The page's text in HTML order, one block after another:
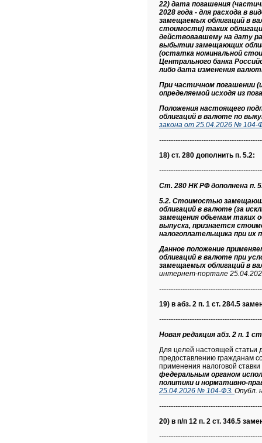
22) дата погашения
2028 года - для расхода в
замещаемых облигаций в
стоимости) таких
действовавшему на дату
выбытии замещающих
(остатка номинальной
Центрального банка
либо дата изменения
При частичном погашении
определяемой исходя из
Положения настоящего
облигаций в валюте по
закона от 25.04.2026 № 104-
18) ст. 280 дополнить п. 5.2:
Ст. 280 НК РФ дополнена п.
5.2. Стоимостью
облигаций в валюте (за
замещения объемам таких
выпуска, признается
налогоплательщика при их
Данное положение
облигаций в валюте при
замещаемых облигаций в
интернет-портале
19) в абз. 2 п. 1 ст. 284.5
Новая редакция абз. 2 п. 1
Для целей настоящей статьи
предоставлению гражданам
применения налоговой
федеральным органом
политики и нормативно-
25.04.2026 № 104-ФЗ. Опубл.
20) в п/п 12 п. 2 ст. 346.5